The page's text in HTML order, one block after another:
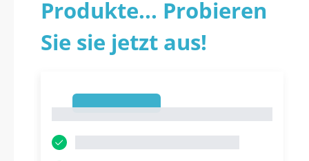
Produkte... Probieren
Sie sie jetzt aus!